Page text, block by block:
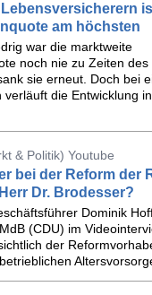
am höchsten
war die marktweite
noch nie zu Zeiten des
sie erneut. Doch bei
verläuft die Entwicklung
& Politik) Youtube
bei der Reform der
Dr. Brodesser?
Dominik
(CDU) im
der